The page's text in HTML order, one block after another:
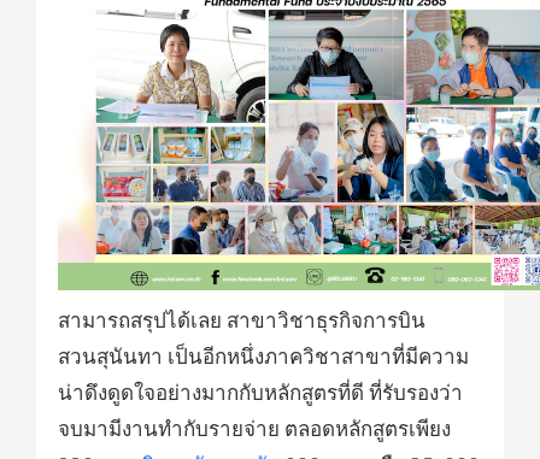
สามารถสรุปได้เลย สาขาวิชาธุรกิจการบิน
สวนสุนันทา เป็นอีกหนึ่งภาควิชาสาขาที่มีความ
น่าดึงดูดใจอย่างมากกับหลักสูตรที่ดี ที่รับรองว่า
จบมามีงานทำกับรายจ่าย ตลอดหลักสูตรเพียง